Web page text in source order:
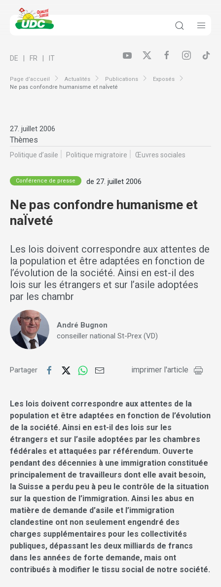
Page d’accueil Actualités Publications
Exposés
Ne pas confondre humanisme et naÏveté
DE FR IT
27. juillet 2006
Thèmes
Politique d’asile Politique migratoire Œuvres sociales
Conférence de presse de 27. juillet 2006
Ne pas confondre humanisme et
naÏveté
Les lois doivent correspondre aux attentes de
la population et être adaptées en fonction de
l’évolution de la société. Ainsi en est-il des
lois sur les étrangers et sur l’asile adoptées
par les chambr
André Bugnon
conseiller national St-Prex (VD)
Partager imprimer l'article
Les lois doivent correspondre aux attentes de la
population et être adaptées en fonction de l’évolution
de la société. Ainsi en est-il des lois sur les
étrangers et sur l’asile adoptées par les chambres
fédérales et attaquées par référendum. Ouverte
pendant des décennies à une immigration constituée
principalement de travailleurs dont elle avait besoin,
la Suisse a perdu peu à peu le contrôle de la situation
sur la question de l’immigration. Ainsi les abus en
matière de demande d’asile et l’immigration
clandestine ont non seulement engendré des
charges supplémentaires pour les collectivités
publiques, dépassant les deux milliards de francs
dans les années de forte demande, mais ont
contribués à modifier le tissu social de notre société.